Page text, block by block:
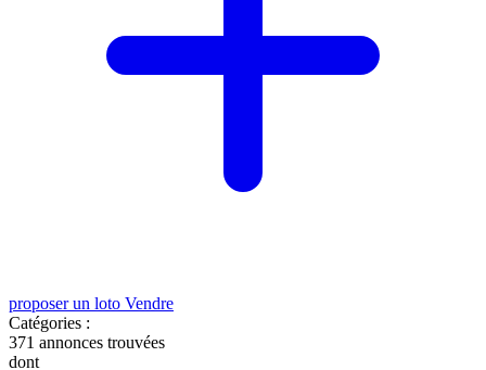
proposer un loto Vendre
Catégories :
371 annonces trouvées
dont